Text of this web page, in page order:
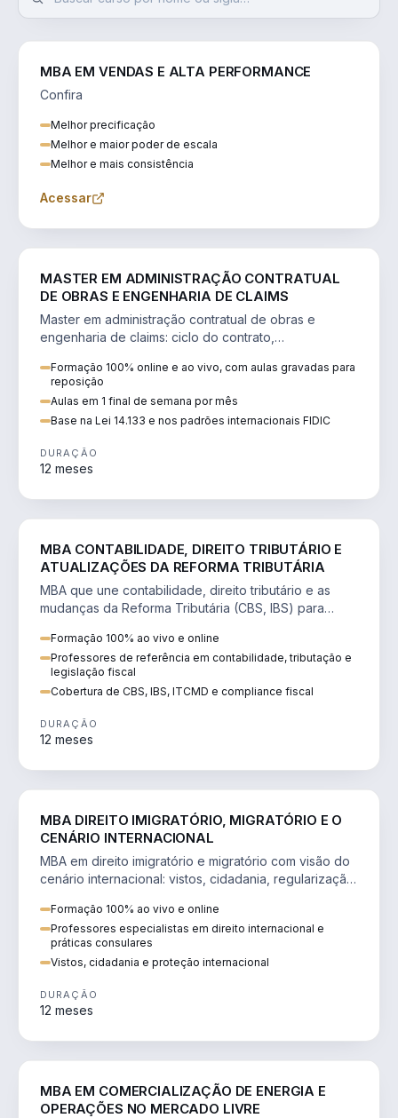
MBA EM VENDAS E ALTA PERFORMANCE
Confira
Melhor precificação
Melhor e maior poder de escala
Melhor e mais consistência
Acessar
MASTER EM ADMINISTRAÇÃO CONTRATUAL
DE OBRAS E ENGENHARIA DE CLAIMS
Master em administração contratual de obras e
engenharia de claims: ciclo do contrato,
Formação 100% online e ao vivo, com aulas gravadas para
reposição
Aulas em 1 final de semana por mês
Base na Lei 14.133 e nos padrões internacionais FIDIC
DURAÇÃO
12 meses
MBA CONTABILIDADE, DIREITO TRIBUTÁRIO E
ATUALIZAÇÕES DA REFORMA TRIBUTÁRIA
MBA que une contabilidade, direito tributário e as
mudanças da Reforma Tributária (CBS, IBS) para
Formação 100% ao vivo e online
Professores de referência em contabilidade, tributação e
legislação fiscal
Cobertura de CBS, IBS, ITCMD e compliance fiscal
DURAÇÃO
12 meses
MBA DIREITO IMIGRATÓRIO, MIGRATÓRIO E O
CENÁRIO INTERNACIONAL
MBA em direito imigratório e migratório com visão do
cenário internacional: vistos, cidadania, regularização
Formação 100% ao vivo e online
Professores especialistas em direito internacional e
práticas consulares
Vistos, cidadania e proteção internacional
DURAÇÃO
12 meses
MBA EM COMERCIALIZAÇÃO DE ENERGIA E
OPERAÇÕES NO MERCADO LIVRE